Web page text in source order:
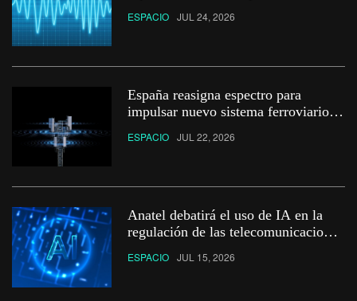
ESPACIO JUL 24, 2026
España reasigna espectro para
impulsar nuevo sistema ferroviario y
ESPACIO JUL 22, 2026
Anatel debatirá el uso de IA en la
regulación de las telecomunicaciones
ESPACIO JUL 15, 2026